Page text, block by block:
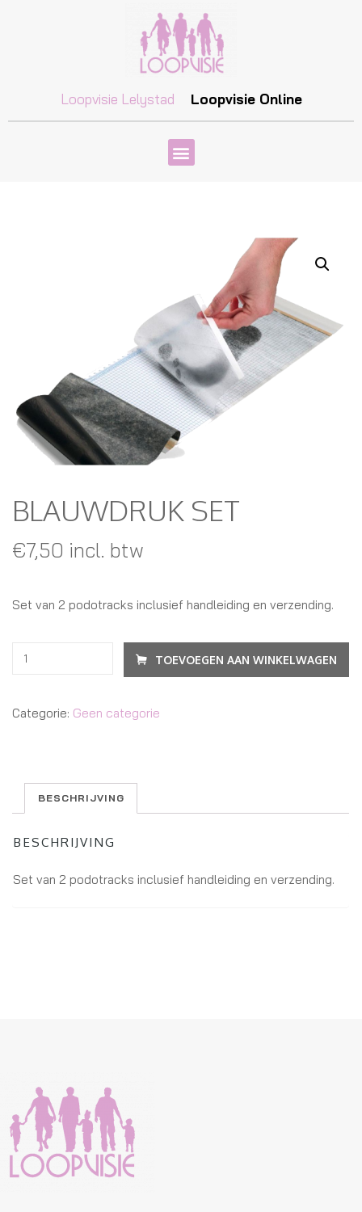
Loopvisie Lelystad Loopvisie Online
BLAUWDRUK SET
€7,50 incl. btw
Set van 2 podotracks inclusief handleiding en verzending.
TOEVOEGEN AAN WINKELWAGEN
Categorie: Geen categorie
BESCHRIJVING
BESCHRIJVING
Set van 2 podotracks inclusief handleiding en verzending.